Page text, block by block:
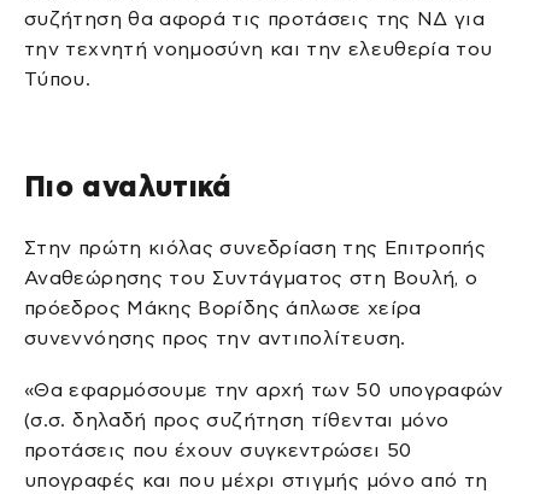
συζήτηση θα αφορά τις προτάσεις της ΝΔ για
την τεχνητή νοημοσύνη και την ελευθερία του
Τύπου.
Πιο αναλυτικά
Στην πρώτη κιόλας συνεδρίαση της Επιτροπής
Αναθεώρησης του Συντάγματος στη Βουλή, ο
πρόεδρος Μάκης Βορίδης άπλωσε χείρα
συνεννόησης προς την αντιπολίτευση.
«Θα εφαρμόσουμε την αρχή των 50 υπογραφών
(σ.σ. δηλαδή προς συζήτηση τίθενται μόνο
προτάσεις που έχουν συγκεντρώσει 50
υπογραφές και που μέχρι στιγμής μόνο από τη